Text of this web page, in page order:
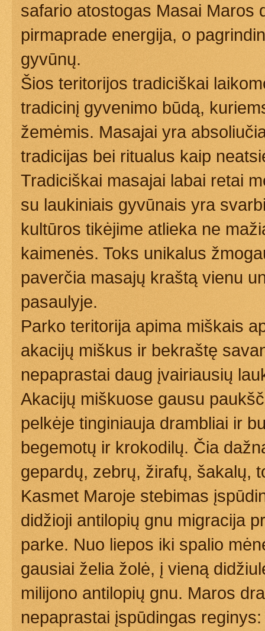
safario atostogas Masai Maros
pirmaprade energija, o
gyvūnų.
Šios teritorijos tradiciškai
tradicinį gyvenimo būdą,
žemėmis. Masajai yra
tradicijas bei ritualus kaip
Tradiciškai masajai labai retai
su laukiniais gyvūnais yra
kultūros tikėjime atlieka ne
kaimenės. Toks unikalus
paverčia masajų kraštą vienu
pasaulyje.
Parko teritorija apima miškais
akacijų miškus ir bekraštę
nepaprastai daug įvairiausių
Akacijų miškuose gausu
pelkėje tinginiauja drambliai ir
begemotų ir krokodilų. Čia
gepardų, zebrų, žirafų, šakalų,
Kasmet Maroje stebimas
didžioji antilopių gnu migracija
parke. Nuo liepos iki spalio
gausiai želia žolė, į vieną
milijono antilopių gnu. Maros
nepaprastai įspūdingas